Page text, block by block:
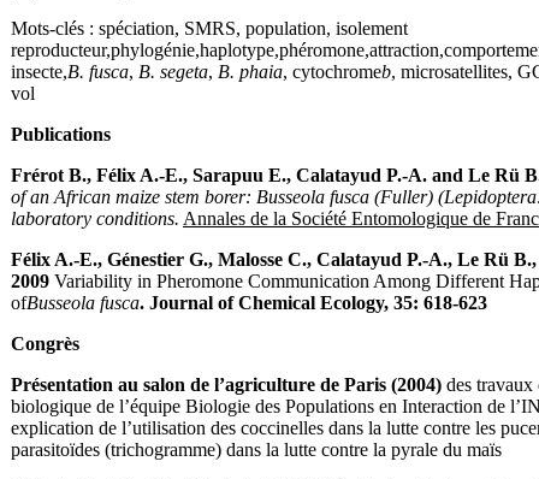
Mots-clés : spéciation, SMRS, population, isolement
insecte,B. fusca, B. segeta, B. phaia, cytochromeb, microsatellites,
vol
Publications
Frérot B., Félix A.-E., Sarapuu E., Calatayud P.-A. and Le Rü
of an African maize stem borer: Busseola fusca (Fuller)
laboratory conditions. Annales de la Société Entomologique de
Félix A.-E., Génestier G., Malosse C., Calatayud P.-A., Le Rü
2009 Variability in Pheromone Communication Among Different
ofBusseola fusca. Journal of Chemical Ecology, 35: 618-623
Congrès
Présentation au salon de l’agriculture de Paris (2004) des travaux
biologique de l’équipe Biologie des Populations en Interaction de
explication de l’utilisation des coccinelles dans la lutte contre les
parasitoïdes (trichogramme) dans la lutte contre la pyrale du maïs